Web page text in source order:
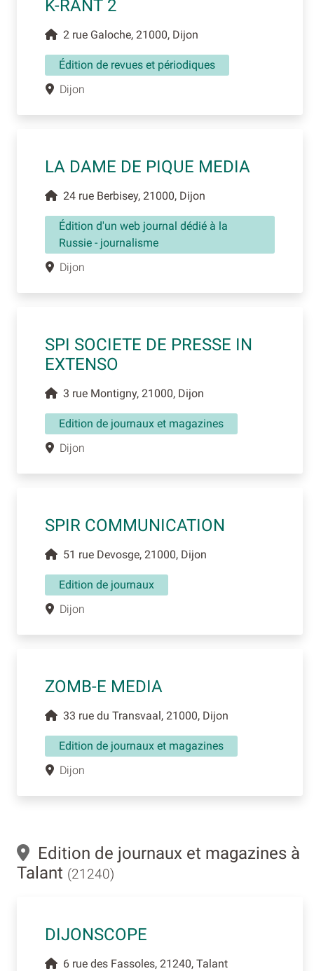
K-RANT 2
2 rue Galoche, 21000, Dijon
Édition de revues et périodiques
Dijon
LA DAME DE PIQUE MEDIA
24 rue Berbisey, 21000, Dijon
Édition d'un web journal dédié à la
Russie - journalisme
Dijon
SPI SOCIETE DE PRESSE IN
EXTENSO
3 rue Montigny, 21000, Dijon
Edition de journaux et magazines
Dijon
SPIR COMMUNICATION
51 rue Devosge, 21000, Dijon
Edition de journaux
Dijon
ZOMB-E MEDIA
33 rue du Transvaal, 21000, Dijon
Edition de journaux et magazines
Dijon
Edition de journaux et magazines à
Talant (21240)
DIJONSCOPE
6 rue des Fassoles, 21240, Talant